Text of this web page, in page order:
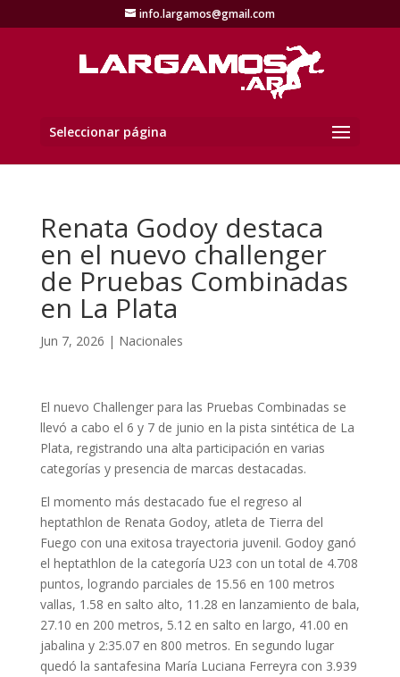
info.largamos@gmail.com
Seleccionar página
Renata Godoy destaca
en el nuevo challenger
de Pruebas Combinadas
en La Plata
Jun 7, 2026 | Nacionales
El nuevo Challenger para las Pruebas Combinadas se
llevó a cabo el 6 y 7 de junio en la pista sintética de La
Plata, registrando una alta participación en varias
categorías y presencia de marcas destacadas.
El momento más destacado fue el regreso al
heptathlon de Renata Godoy, atleta de Tierra del
Fuego con una exitosa trayectoria juvenil. Godoy ganó
el heptathlon de la categoría U23 con un total de 4.708
puntos, logrando parciales de 15.56 en 100 metros
vallas, 1.58 en salto alto, 11.28 en lanzamiento de bala,
27.10 en 200 metros, 5.12 en salto en largo, 41.00 en
jabalina y 2:35.07 en 800 metros. En segundo lugar
quedó la santafesina María Luciana Ferreyra con 3.939